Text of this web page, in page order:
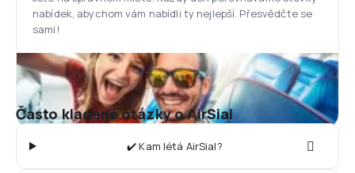
nabídek, abychom vám nabídli ty nejlepší. Přesvědčte se
sami!
Často kladené otázky o AirSial
✔️ Kam létá AirSial?